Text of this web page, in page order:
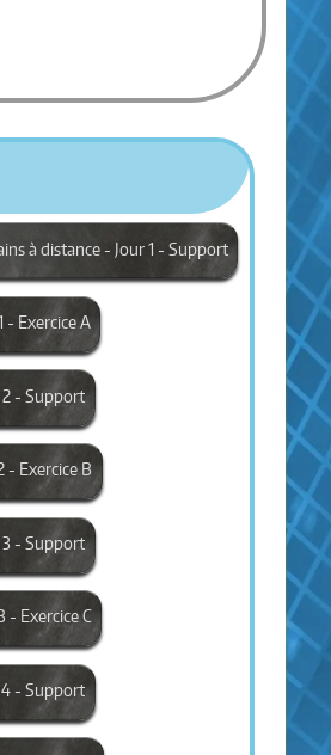
à distance - Jour 1 - Support
- Exercice A
2 - Support
- Exercice B
3 - Support
- Exercice C
4 - Support